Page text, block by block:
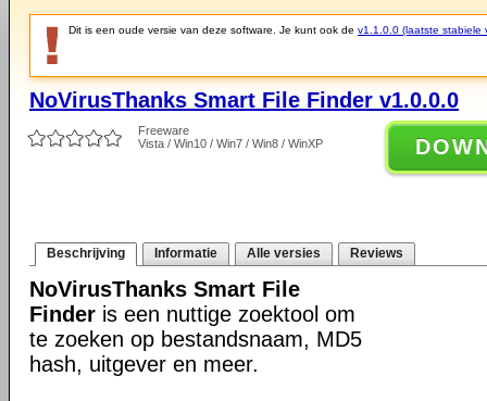
Dit is een oude versie van deze software. Je kunt ook de v1.1.0.0 (laatste stabiele
NoVirusThanks Smart File Finder v1.0.0.0
Freeware
Vista / Win10 / Win7 / Win8 / WinXP
Beschrijving Informatie Alle versies Reviews
NoVirusThanks Smart File
Finder is een nuttige zoektool om
te zoeken op bestandsnaam, MD5
hash, uitgever en meer.